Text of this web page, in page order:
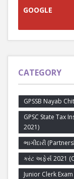
GOOGLE
CATEGORY
GPSSB Nayab
GPSC State Tax
2021)
ભાગીદારી
કરંટ અફેર્સ 2021
Junior Clerk